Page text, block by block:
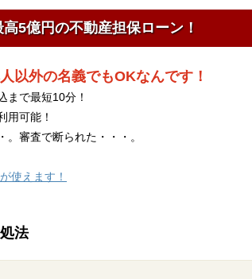
5億円の不動産担保ローン！
以外の名義でもOKなんです！
まで最短10分！
用可能！
審査で断られた・・・。
使えます！
法